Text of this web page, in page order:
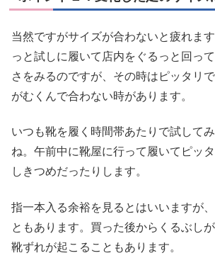
当然ですがサイズが合わないと疲れま
っと試しに履いて店内をぐるっと回っ
さをみるのですが、その時はピッタリ
がむくんで合わない時があります。
いつも靴を履く時間帯あたりで試して
ね。午前中に靴屋に行って履いてピッ
しきつめだったりします。
指一本入る余裕を見るとはいいますが
ともあります。買った後からくるぶし
靴ずれが起こることもあります。